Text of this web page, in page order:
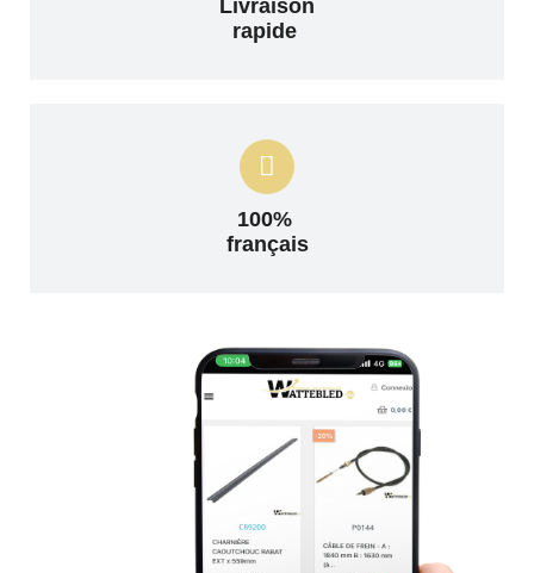
Livraison
rapide
100%
français